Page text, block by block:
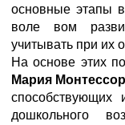
основные этапы
воле вом
учитывать при их
На основе этих
Мария
способствующих
дошкольного